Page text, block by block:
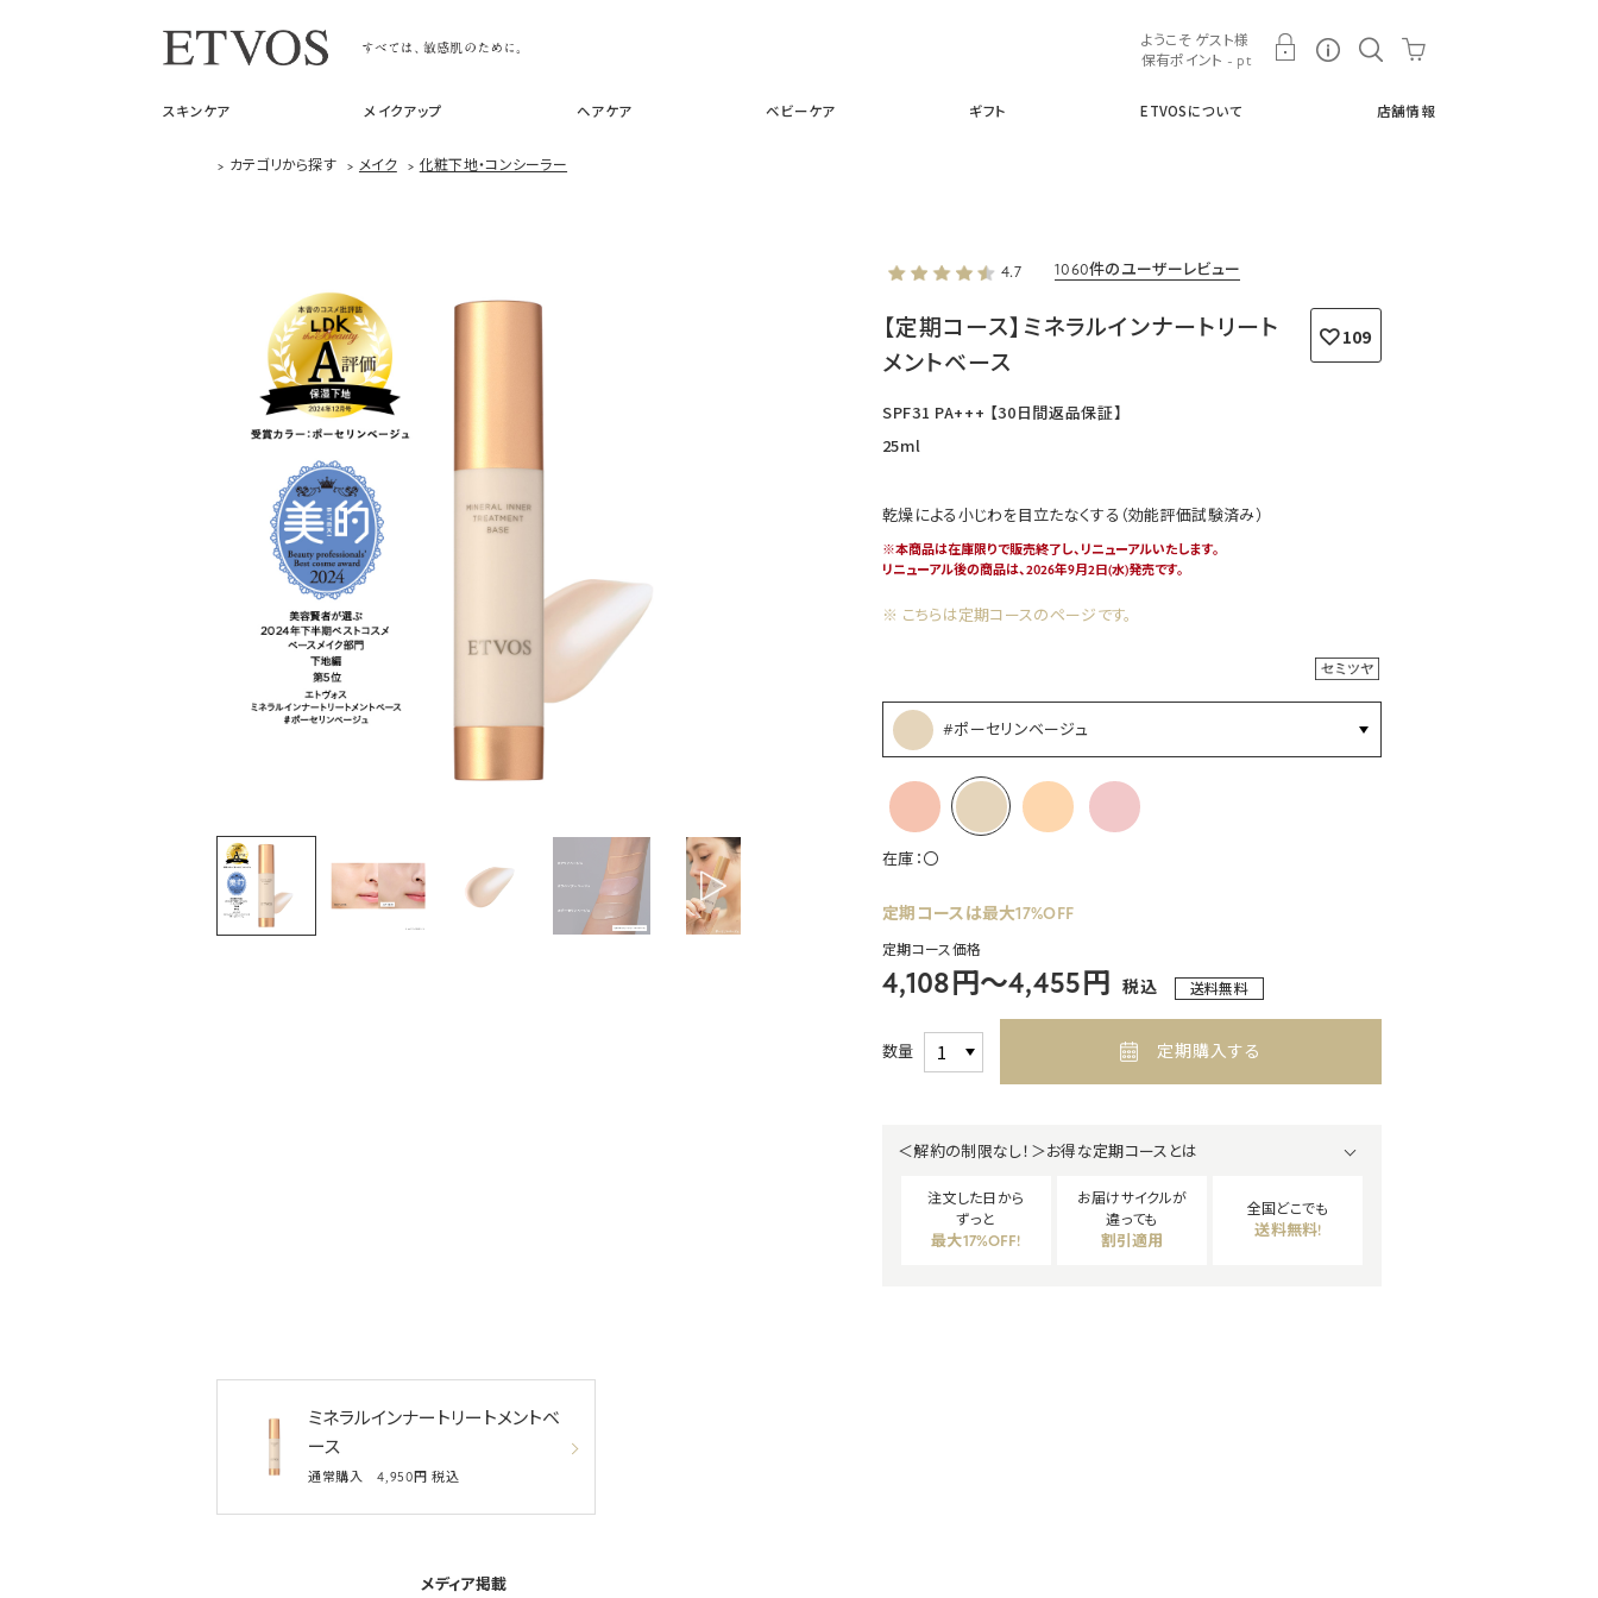
スキンケア メイクアップ ヘアケア ベビーケア ギフト ETVOSについて 店舗情報
ようこそ ゲスト様
保有ポイント - pt
> カテゴリから探す > メイク > 化粧下地・コンシーラー
4.7 1060件のユーザーレビュー
【定期コース】ミネラルインナートリート
メントベース
109
SPF31 PA+++ 【30日間返品保証】
25ml
乾燥による小じわを目立たなくする（効能評価試験済み）
※本商品は在庫限りで販売終了し、リニューアルいたします。
リニューアル後の商品は、2026年9月2日(水)発売です。
※ こちらは定期コースのページです。
送料無料
定期コース価格
4,108円～4,455円 税込
定期コースは最大17%OFF
#ポーセリンベージュ
在庫：〇
定期購入する
数量
＜解約の制限なし！＞お得な定期コースとは
注文した日から
ずっと
最大17%OFF!
お届けサイクルが
違っても
割引適用
全国どこでも
送料無料!
ミネラルインナートリートメントベ
ース
通常購入 4,950円 税込
メディア掲載